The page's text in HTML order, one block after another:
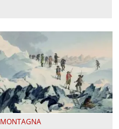
MONTAGNA